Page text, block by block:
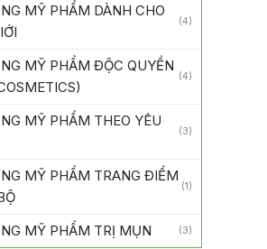
MỸ PHẨM DÀNH CHO
(4)
MỸ PHẨM ĐỘC QUYỀN
(4)
MỸ PHẨM THEO YÊU
(3)
MỸ PHẨM TRANG ĐIỂM
(1)
MỸ PHẨM TRỊ MỤN (3)